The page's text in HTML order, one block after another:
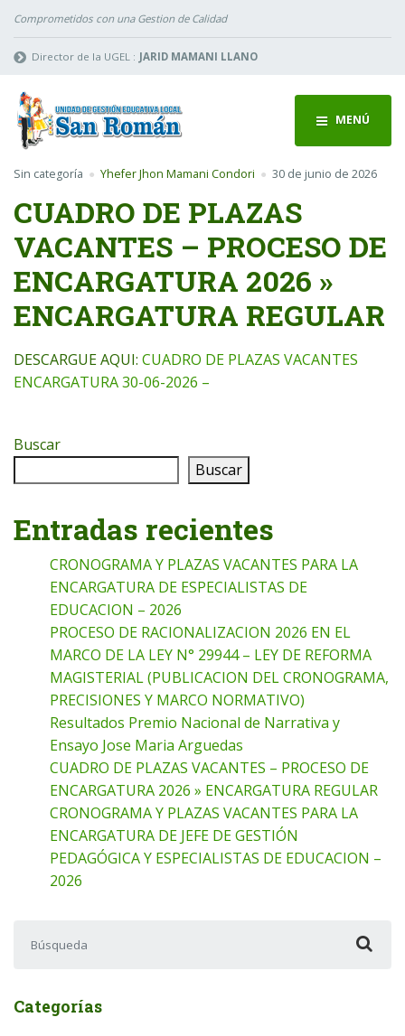
Comprometidos con una Gestion de Calidad
Director de la UGEL : JARID MAMANI LLANO
MENÚ
Sin categoría Yhefer Jhon Mamani Condori 30 de junio de 2026
CUADRO DE PLAZAS
VACANTES – PROCESO DE
ENCARGATURA 2026 »
ENCARGATURA REGULAR
DESCARGUE AQUI: CUADRO DE PLAZAS VACANTES
ENCARGATURA 30-06-2026 –
Buscar
Buscar
Entradas recientes
CRONOGRAMA Y PLAZAS VACANTES PARA LA
ENCARGATURA DE ESPECIALISTAS DE
EDUCACION – 2026
PROCESO DE RACIONALIZACION 2026 EN EL
MARCO DE LA LEY N° 29944 – LEY DE REFORMA
MAGISTERIAL (PUBLICACION DEL CRONOGRAMA,
PRECISIONES Y MARCO NORMATIVO)
Resultados Premio Nacional de Narrativa y
Ensayo Jose Maria Arguedas
CUADRO DE PLAZAS VACANTES – PROCESO DE
ENCARGATURA 2026 » ENCARGATURA REGULAR
CRONOGRAMA Y PLAZAS VACANTES PARA LA
ENCARGATURA DE JEFE DE GESTIÓN
PEDAGÓGICA Y ESPECIALISTAS DE EDUCACION –
2026
Categorías